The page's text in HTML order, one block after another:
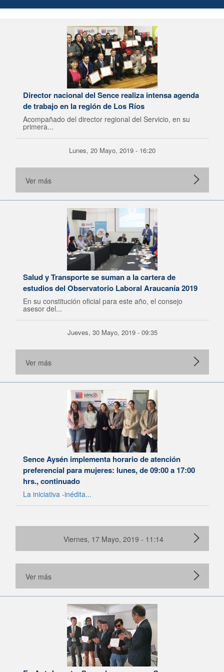
Director nacional del Sence realiza intensa agenda
de trabajo en la región de Los Ríos
Acompañado del director regional del Servicio, en su
primera...
Lunes, 20 Mayo, 2019 - 16:20
Ver más
Salud y Transporte se suman a la cartera de
estudios del Observatorio Laboral Araucanía 2019
En su constitución oficial para este año, el consejo
asesor del...
Jueves, 30 Mayo, 2019 - 09:35
Ver más
Sence Aysén implementa horario de atención
preferencial para mujeres: lunes, de 09:00 a 17:00
hrs., continuado
La iniciativa -inédita...
Viernes, 17 Mayo, 2019 - 11:14
Ver más